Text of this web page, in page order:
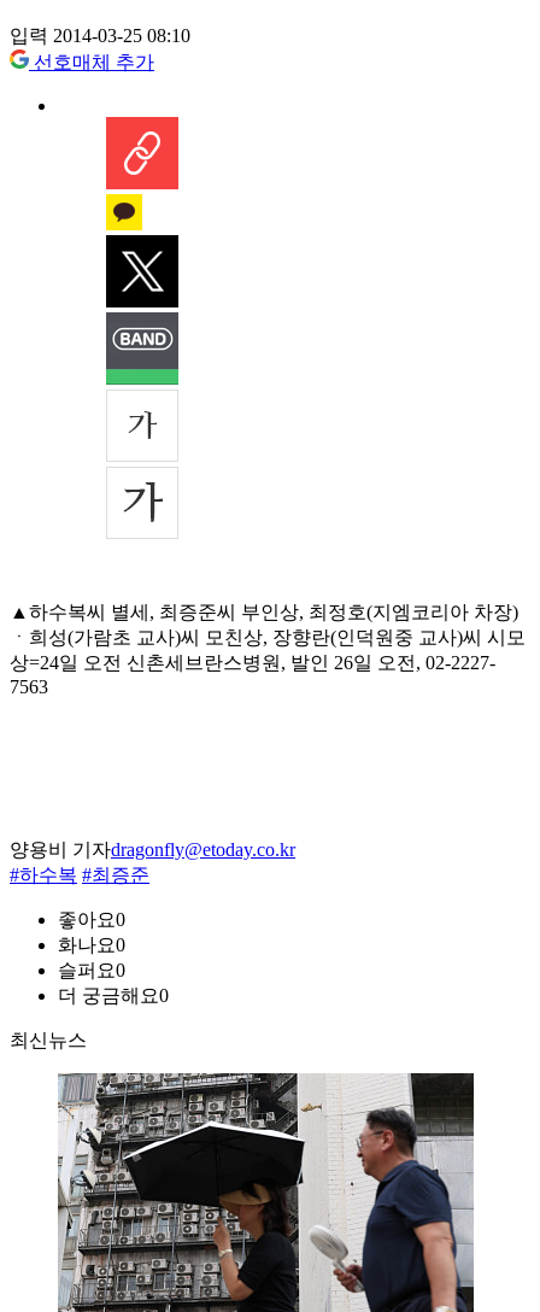
입력 2014-03-25 08:10
선호매체 추가
▲하수복씨 별세, 최증준씨 부인상, 최정호(지엠코리아 차장)
ㆍ희성(가람초 교사)씨 모친상, 장향란(인덕원중 교사)씨 시모
상=24일 오전 신촌세브란스병원, 발인 26일 오전, 02-2227-
7563
양용비 기자dragonfly@etoday.co.kr
#하수복 #최증준
좋아요0
화나요0
슬퍼요0
더 궁금해요0
최신뉴스